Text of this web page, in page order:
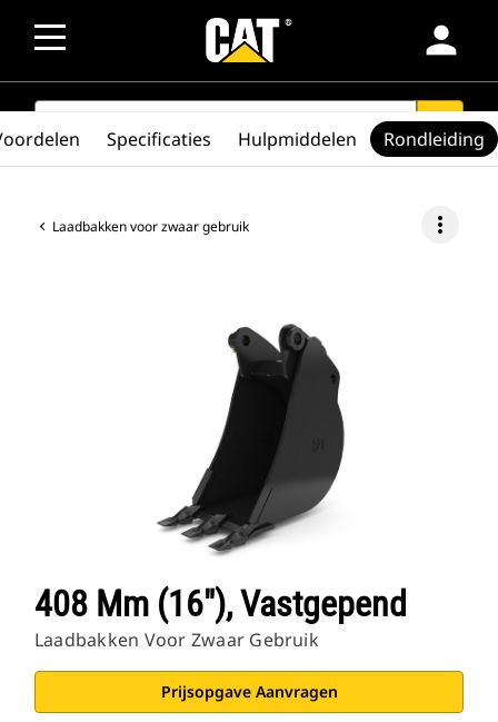
person
SEARCH search
Laadbakken voor zwaar gebruik more_vert
408 Mm (16"), Vastgepend
Laadbakken Voor Zwaar Gebruik
Prijsopgave Aanvragen
Specificaties Hulpmiddelen Rondleiding